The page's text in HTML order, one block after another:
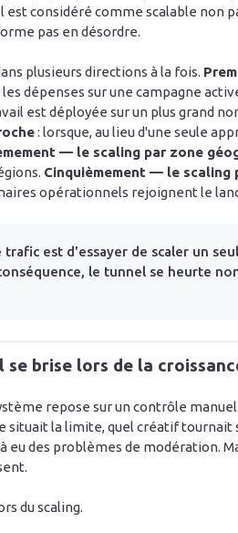
considéré comme scalable non
pas en désordre.
plusieurs directions à la fois.
dépenses sur une campagne
est déployée sur un plus grand
: lorsque, au lieu d'une seule
— le scaling par zone
Cinquièmement — le scaling
opérationnels rejoignent le
est d'essayer de scaler un
le tunnel se heurte
se brise lors de la
repose sur un contrôle
situait la limite, quel créatif tournait
des problèmes de modération.
du scaling.